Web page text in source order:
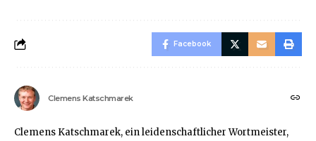
Facebook
Clemens Katschmarek
Clemens Katschmarek, ein leidenschaftlicher Wortmeister,